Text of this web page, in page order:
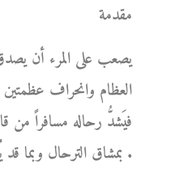
مقدمة
يصعب على المرء أن
العظام وانحراف
فيَشدُّ رحاله مسافراً من
بمشاق الترحال وبما قد يُنزله القَدَرُ به من جرائها .